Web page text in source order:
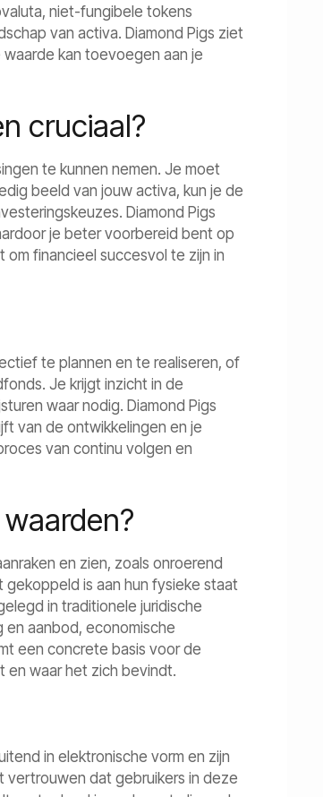
niet-fungibele tokens
van activa. Diamond Pigs ziet
kan toevoegen aan je
cruciaal?
te kunnen nemen. Je moet
beeld van jouw activa, kun je de
Diamond Pigs
je beter voorbereid bent op
financieel succesvol te zijn in
te plannen en te realiseren, of
Je krijgt inzicht in de
waar nodig. Diamond Pigs
van de ontwikkelingen en je
van continu volgen en
en zien, zoals onroerend
is aan hun fysieke staat
in traditionele juridische
aanbod, economische
een concrete basis voor de
en waar het zich bevindt.
in elektronische vorm en zijn
vertrouwen dat gebruikers in deze